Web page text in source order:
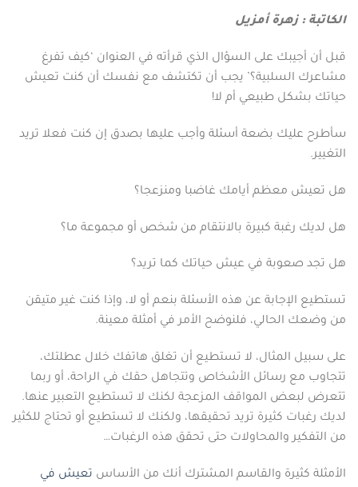
الكاتبة : زهرة أمزيل
قبل أن أجيبك على السؤال الذي قرأته في العنوان ‘كيف تفرغ
مشاعرك السلبية؟’ يجب أن تكتشف مع نفسك أن كنت تعيش
حياتك بشكل طبيعي أم لا!
سأطرح عليك بضعة أسئلة وأجب عليها بصدق إن كنت فعلا تريد
التغيير.
هل تعيش معظم أيامك غاضبا ومنزعجا؟
هل لديك رغبة كبيرة بالانتقام من شخص أو مجموعة ما؟
هل تجد صعوبة في عيش حياتك كما تريد؟
تستطيع الإجابة عن هذه الأسئلة بنعم أو لا، وإذا كنت غير متيقن
من وضعك الحالي، فلنوضح الأمر في أمثلة معينة.
على سبيل المثال، لا تستطيع أن تغلق هاتفك خلال عطلتك،
تتجاوب مع رسائل الأشخاص وتتجاهل حقك في الراحة، أو ربما
تتعرض لبعض المواقف المزعجة لكنك لا تستطيع التعبير عنها.
لديك رغبات كثيرة تريد تحقيقها، ولكنك لا تستطيع أو تحتاج للكثير
من التفكير والمحاولات حتى تحقق هذه الرغبات…
الأمثلة كثيرة والقاسم المشترك أنك من الأساس تعيش في